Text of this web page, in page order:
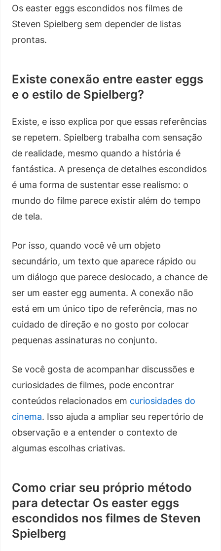
Os easter eggs escondidos nos filmes de
Steven Spielberg sem depender de listas
prontas.
Existe conexão entre easter eggs
e o estilo de Spielberg?
Existe, e isso explica por que essas referências
se repetem. Spielberg trabalha com sensação
de realidade, mesmo quando a história é
fantástica. A presença de detalhes escondidos
é uma forma de sustentar esse realismo: o
mundo do filme parece existir além do tempo
de tela.
Por isso, quando você vê um objeto
secundário, um texto que aparece rápido ou
um diálogo que parece deslocado, a chance de
ser um easter egg aumenta. A conexão não
está em um único tipo de referência, mas no
cuidado de direção e no gosto por colocar
pequenas assinaturas no conjunto.
Se você gosta de acompanhar discussões e
curiosidades de filmes, pode encontrar
conteúdos relacionados em curiosidades do
cinema. Isso ajuda a ampliar seu repertório de
observação e a entender o contexto de
algumas escolhas criativas.
Como criar seu próprio método
para detectar Os easter eggs
escondidos nos filmes de Steven
Spielberg